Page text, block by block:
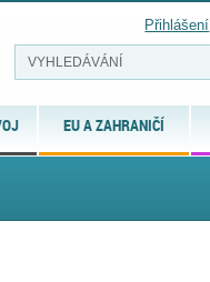
EU A ZAHRANIČÍ
Přihlášení